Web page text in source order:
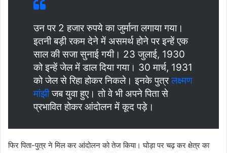
उन पर 2 हजार रुपये का जुर्माना लगाया गया।
इतनी बड़ी रकम देने में असमर्थ होने पर इन्हें एक
साल की सजा सुनाई गयी। 23 जुलाई, 1930
को इन्हें जेल में डाल दिया गया। 30 मार्च, 1931
को जेल से रिहा होकर निकले। इनके पुत्रलक्ष्मण
मांझीजब युवा हुए। तो वे भी अपने पिता से
प्रभावित होकर आंदोलन में कूद पड़े।
फिर पिता-पुत्र ने मिल कर आंदोलन को तेज किया। घोड़ा पर चढ़ कर क्षेत्र का